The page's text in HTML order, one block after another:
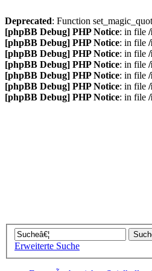
Deprecated: Function
[phpBB Debug] PHP Notice: in file
[phpBB Debug] PHP Notice: in file
[phpBB Debug] PHP Notice: in file
[phpBB Debug] PHP Notice: in file
[phpBB Debug] PHP Notice: in file
[phpBB Debug] PHP Notice: in file
[phpBB Debug] PHP Notice: in file
Erweiterte Suche